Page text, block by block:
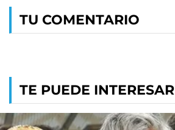
TU COMENTARIO
TE PUEDE INTERESAR